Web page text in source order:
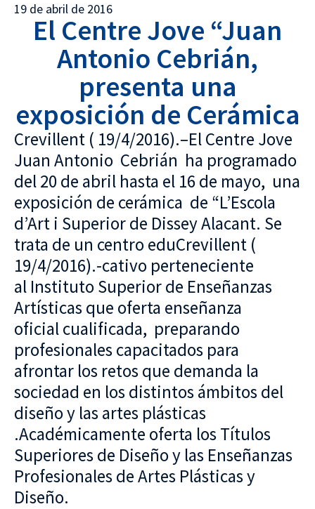
19 de abril de 2016
El Centre Jove “Juan
Antonio Cebrián,
presenta una
exposición de Cerámica
Crevillent ( 19/4/2016).–El Centre Jove
Juan Antonio Cebrián ha programado
del 20 de abril hasta el 16 de mayo, una
exposición de cerámica de “L’Escola
d’Art i Superior de Dissey Alacant. Se
trata de un centro eduCrevillent (
19/4/2016).-cativo perteneciente
al Instituto Superior de Enseñanzas
Artísticas que oferta enseñanza
oficial cualificada, preparando
profesionales capacitados para
afrontar los retos que demanda la
sociedad en los distintos ámbitos del
diseño y las artes plásticas
.Académicamente oferta los Títulos
Superiores de Diseño y las Enseñanzas
Profesionales de Artes Plásticas y
Diseño.